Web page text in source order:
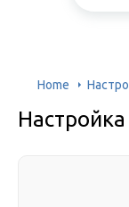
Home